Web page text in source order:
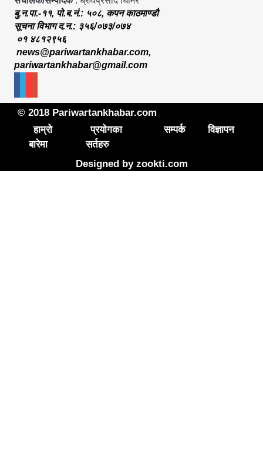
बु.न.पा.-११, पो.ब.नं.: ५०८, कपन काठमाण्डौ
सूचना विभाग द.न.: ३५६/०७३/०७४
०१ ४८१२९५६
news@pariwartankhabar.com,
pariwartankhabar@gmail.com
© 2018 Pariwartankhabar.com
हाम्रो
बारेमा
प्रयोगका
सर्तहरु
सम्पर्क विज्ञापन
Designed by zookti.com